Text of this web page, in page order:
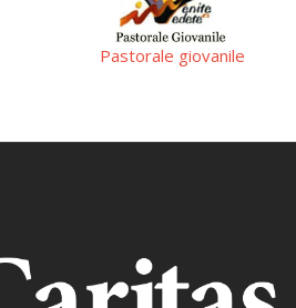
Pastorale giovanile